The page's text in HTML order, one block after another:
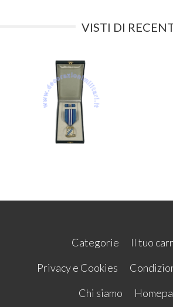
VISTI DI
Categorie
Il tuo
Privacy e Cookies
Chi siamo